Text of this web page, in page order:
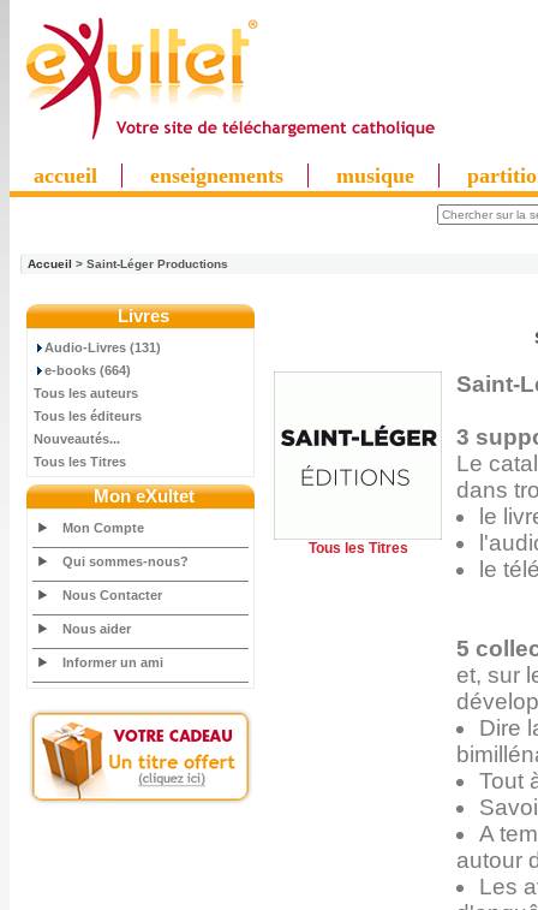
accueil enseignements musique
Accueil > Saint-Léger Productions
Livres
Audio-Livres (131)
e-books (664)
Tous les auteurs
Tous les éditeurs
Nouveautés...
Tous les Titres
Mon eXultet
Mon Compte
Qui sommes-nous?
Nous Contacter
Nous aider
Informer un ami
Tous les Titres
Saint-
3
Le
dans
le
le
5
et, sur
Dire
Tout
A
autour
Les